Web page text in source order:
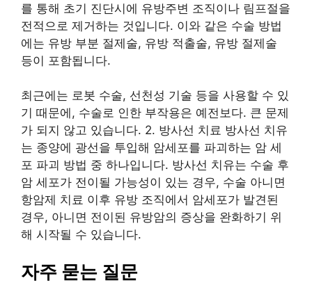
를 통해 초기 진단시에 유방주변 조직이나 림프절을
전적으로 제거하는 것입니다. 이와 같은 수술 방법
에는 유방 부분 절제술, 유방 적출술, 유방 절제술
등이 포함됩니다.
최근에는 로봇 수술, 선천성 기술 등을 사용할 수 있
기 때문에, 수술로 인한 부작용은 예전보다. 큰 문제
가 되지 않고 있습니다. 2. 방사선 치료 방사선 치유
는 종양에 광선을 투입해 암세포를 파괴하는 암 세
포 파괴 방법 중 하나입니다. 방사선 치유는 수술 후
암 세포가 전이될 가능성이 있는 경우, 수술 아니면
항암제 치료 이후 유방 조직에서 암세포가 발견된
경우, 아니면 전이된 유방암의 증상을 완화하기 위
해 시작될 수 있습니다.
자주 묻는 질문